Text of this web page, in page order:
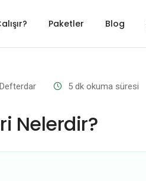
Paketler Blog
Defterdar 5 dk okuma süresi
Nelerdir?